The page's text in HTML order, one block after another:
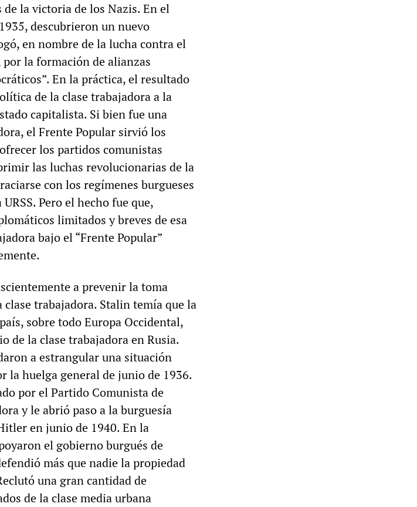
la victoria de los Nazis. En el
descubrieron un nuevo
en nombre de la lucha contra el
la formación de alianzas
En la práctica, el resultado
de la clase trabajadora a la
capitalista. Si bien fue una
el Frente Popular sirvió los
los partidos comunistas
las luchas revolucionarias de la
con los regímenes burgueses
Pero el hecho fue que,
limitados y breves de esa
bajo el “Frente Popular”
a prevenir la toma
trabajadora. Stalin temía que la
sobre todo Europa Occidental,
de la clase trabajadora en Rusia.
a estrangular una situación
la huelga general de junio de 1936.
por el Partido Comunista de
y le abrió paso a la burguesía
en junio de 1940. En la
el gobierno burgués de
más que nadie la propiedad
una gran cantidad de
de la clase media urbana